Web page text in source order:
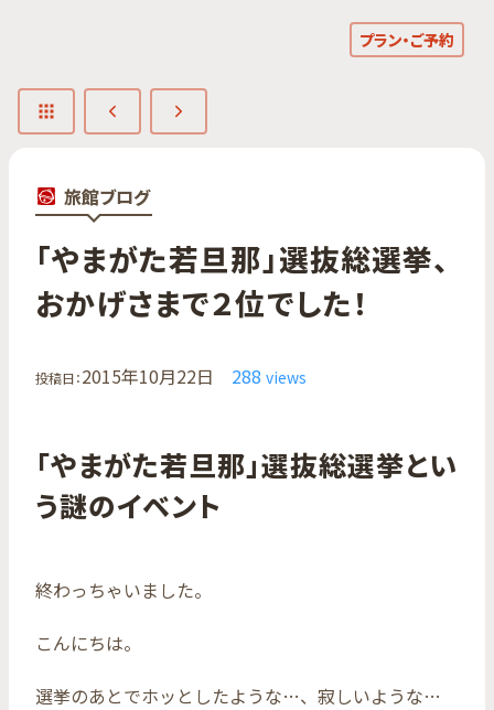
プラン・ご予約
旅館ブログ
「やまが​た若旦那」​選抜総選挙、​
おかげさまで​２位でした！
投稿日：2015年10月22日 288 views
「やまがた若旦那」選抜総選挙とい
う謎のイベント
終わっちゃいました。
こんにちは。
選挙のあとでホッとしたような…、寂しいような…